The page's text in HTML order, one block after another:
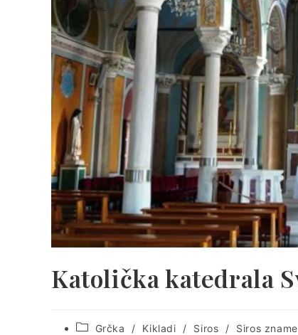
Katolička katedrala
PostGrčka / Kikladi / Siros / Siros